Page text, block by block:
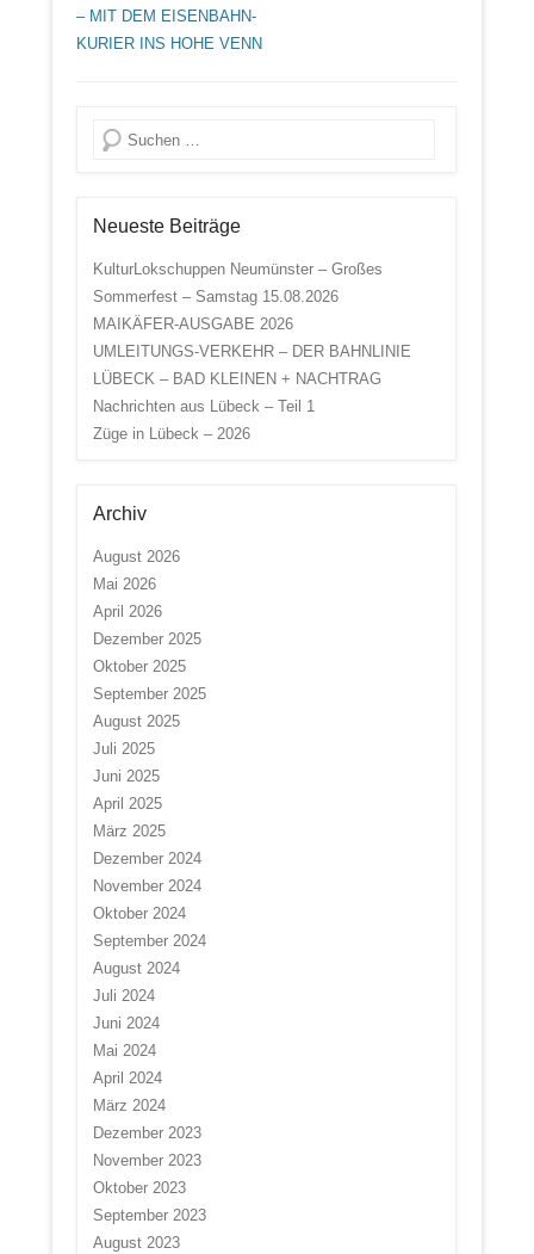
– MIT DEM EISENBAHN-
KURIER INS HOHE VENN
Suche
Neueste Beiträge
KulturLokschuppen Neumünster – Großes
Sommerfest – Samstag 15.08.2026
MAIKÄFER-AUSGABE 2026
UMLEITUNGS-VERKEHR – DER BAHNLINIE
LÜBECK – BAD KLEINEN + NACHTRAG
Nachrichten aus Lübeck – Teil 1
Züge in Lübeck – 2026
Archiv
August 2026
Mai 2026
April 2026
Dezember 2025
Oktober 2025
September 2025
August 2025
Juli 2025
Juni 2025
April 2025
März 2025
Dezember 2024
November 2024
Oktober 2024
September 2024
August 2024
Juli 2024
Juni 2024
Mai 2024
April 2024
März 2024
Dezember 2023
November 2023
Oktober 2023
September 2023
August 2023